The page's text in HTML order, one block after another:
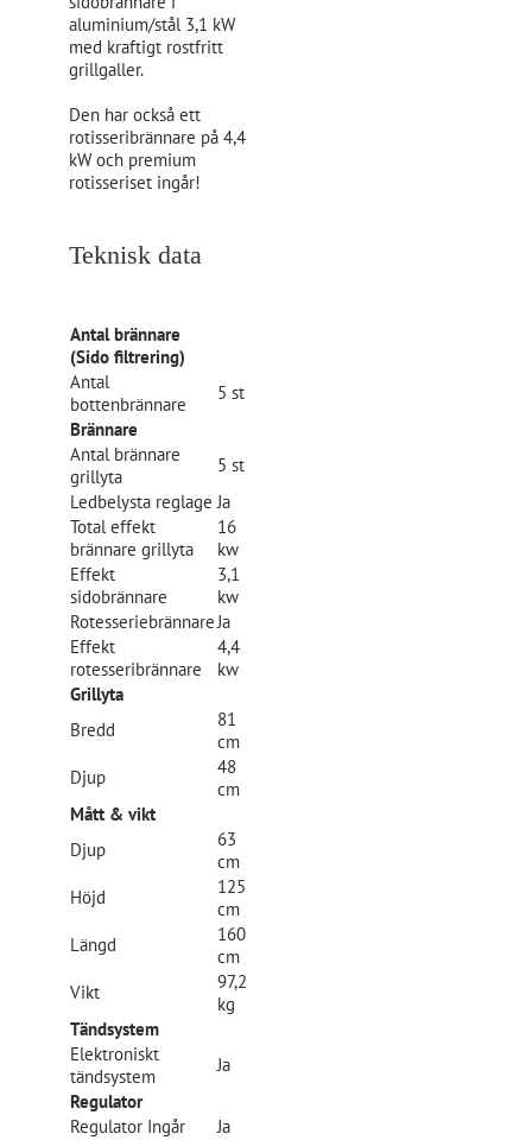
aluminium/stål 3,1 kW
med kraftigt rostfritt
grillgaller.
Den har också ett
rotisseribrännare på 4,4
kW och premium
rotisseriset ingår!
Teknisk data
Antal brännare
(Sido filtrering)
Antal
bottenbrännare
5 st
Brännare
Antal brännare
grillyta
5 st
Ledbelysta reglage Ja
Total effekt
brännare grillyta
16
kw
Effekt
sidobrännare
3,1
kw
RotesseriebrännareJa
Effekt
rotesseribrännare
4,4
kw
Grillyta
Bredd
81
cm
Djup
48
cm
Mått & vikt
Djup
63
cm
Höjd
125
cm
Längd
160
cm
Vikt
97,2
kg
Tändsystem
Elektroniskt
tändsystem
Ja
Regulator
Regulator Ingår
Ja